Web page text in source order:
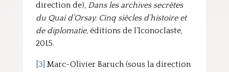
direction de), Dans les archives secrètes
du Quai d’Orsay. Cinq siècles d’histoire et
de diplomatie, éditions de l’Iconoclaste,
2015.
[3] Marc-Olivier Baruch (sous la direction